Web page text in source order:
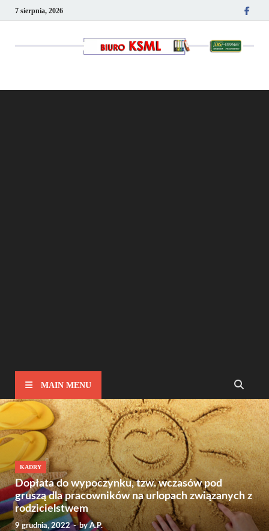
7 sierpnia, 2026
MAIN MENU
KADRY
Dopłata do wypoczynku, tzw. wczasów pod
gruszą dla pracowników na urlopach związanych z
rodzicielstwem
9 grudnia, 2022- byA.P.